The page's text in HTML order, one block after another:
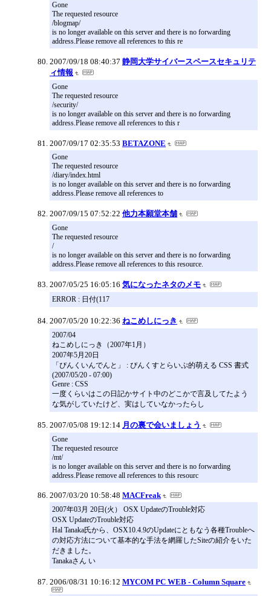
Gone
The requested resource
/blogmap/
is no longer available on this server and there is no forwarding
address.Please remove all references to this re
2007/09/18 08:40:37 静岡大学サイバースペースセキュリテ
ィ情報
Gone
The requested resource
/security/
is no longer available on this server and there is no forwarding
address.Please remove all references to this r
2007/09/17 02:35:53 BETAZONE
Gone
The requested resource
/diary/index.html
is no longer available on this server and there is no forwarding
address.Please remove all references to
2007/09/15 07:52:22 他力本願堂本舗
Gone
The requested resource
/
is no longer available on this server and there is no forwarding
address.Please remove all references to this resource.
2007/05/25 16:05:16 気になったネタのメモ
ERROR : 日付(117
2007/05/20 10:22:36 ねこめしにっき
2007/04
ねこめしにっき（2007年1月）
2007年5月20日
「ぴんくいんでんと」 : ぴんくすとらいぷ的萌える CSS 書式
(2007/05/20 - 07:00)
Genre : CSS
一度くらいはこの日記かサイト中のどこかで言及してたよう
な気がしていたけど、実はしていなかったらし
2007/05/08 19:12:14 月の裏で会いましょう
Gone
The requested resource
/mt/
is no longer available on this server and there is no forwarding
address.Please remove all references to this resourc
2007/03/20 10:58:48 MACFreak
2007年03月 20日(火） OSX UpdateのTrouble対応
OSX UpdateのTrouble対応
Hal Tanaka氏から、OSX10.4.9のUpdateにともなう各種Troubleへ
の対応方法について基本的な手法を網羅したSiteの紹介をいた
だきました。
Tanakaさん い
2006/08/31 10:16:12 MYCOM PC WEB - Column Square